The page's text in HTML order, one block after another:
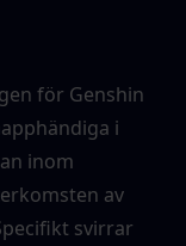
för Genshin
i
inom
av
svirrar